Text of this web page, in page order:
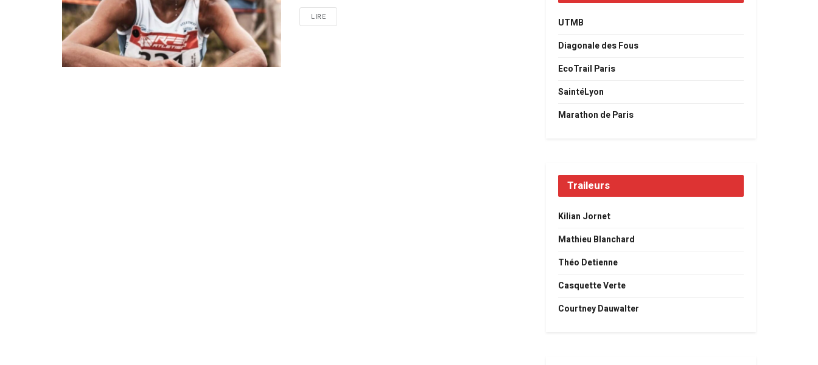
LIRE
UTMB
Diagonale des Fous
EcoTrail Paris
SaintéLyon
Marathon de Paris
Traileurs
Kilian Jornet
Mathieu Blanchard
Théo Detienne
Casquette Verte
Courtney Dauwalter